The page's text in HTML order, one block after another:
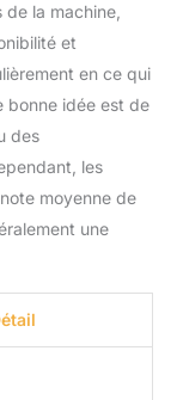
la machine,
et
en ce qui
bonne idée est de
des
les
moyenne de
une